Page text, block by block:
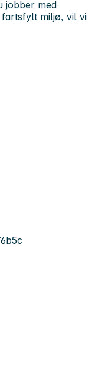
jobber med
miljø, vil vi